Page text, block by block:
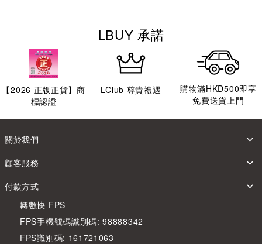
LBUY 承諾
【2026 正版正貨】商
標認證
LClub 尊貴禮遇
購物滿HKD500即享
免費送貨上門
關於我們
顧客服務
付款方式
轉數快 FPS
FPS手機號碼識別碼: 98888342
FPS識別碼: 161721063